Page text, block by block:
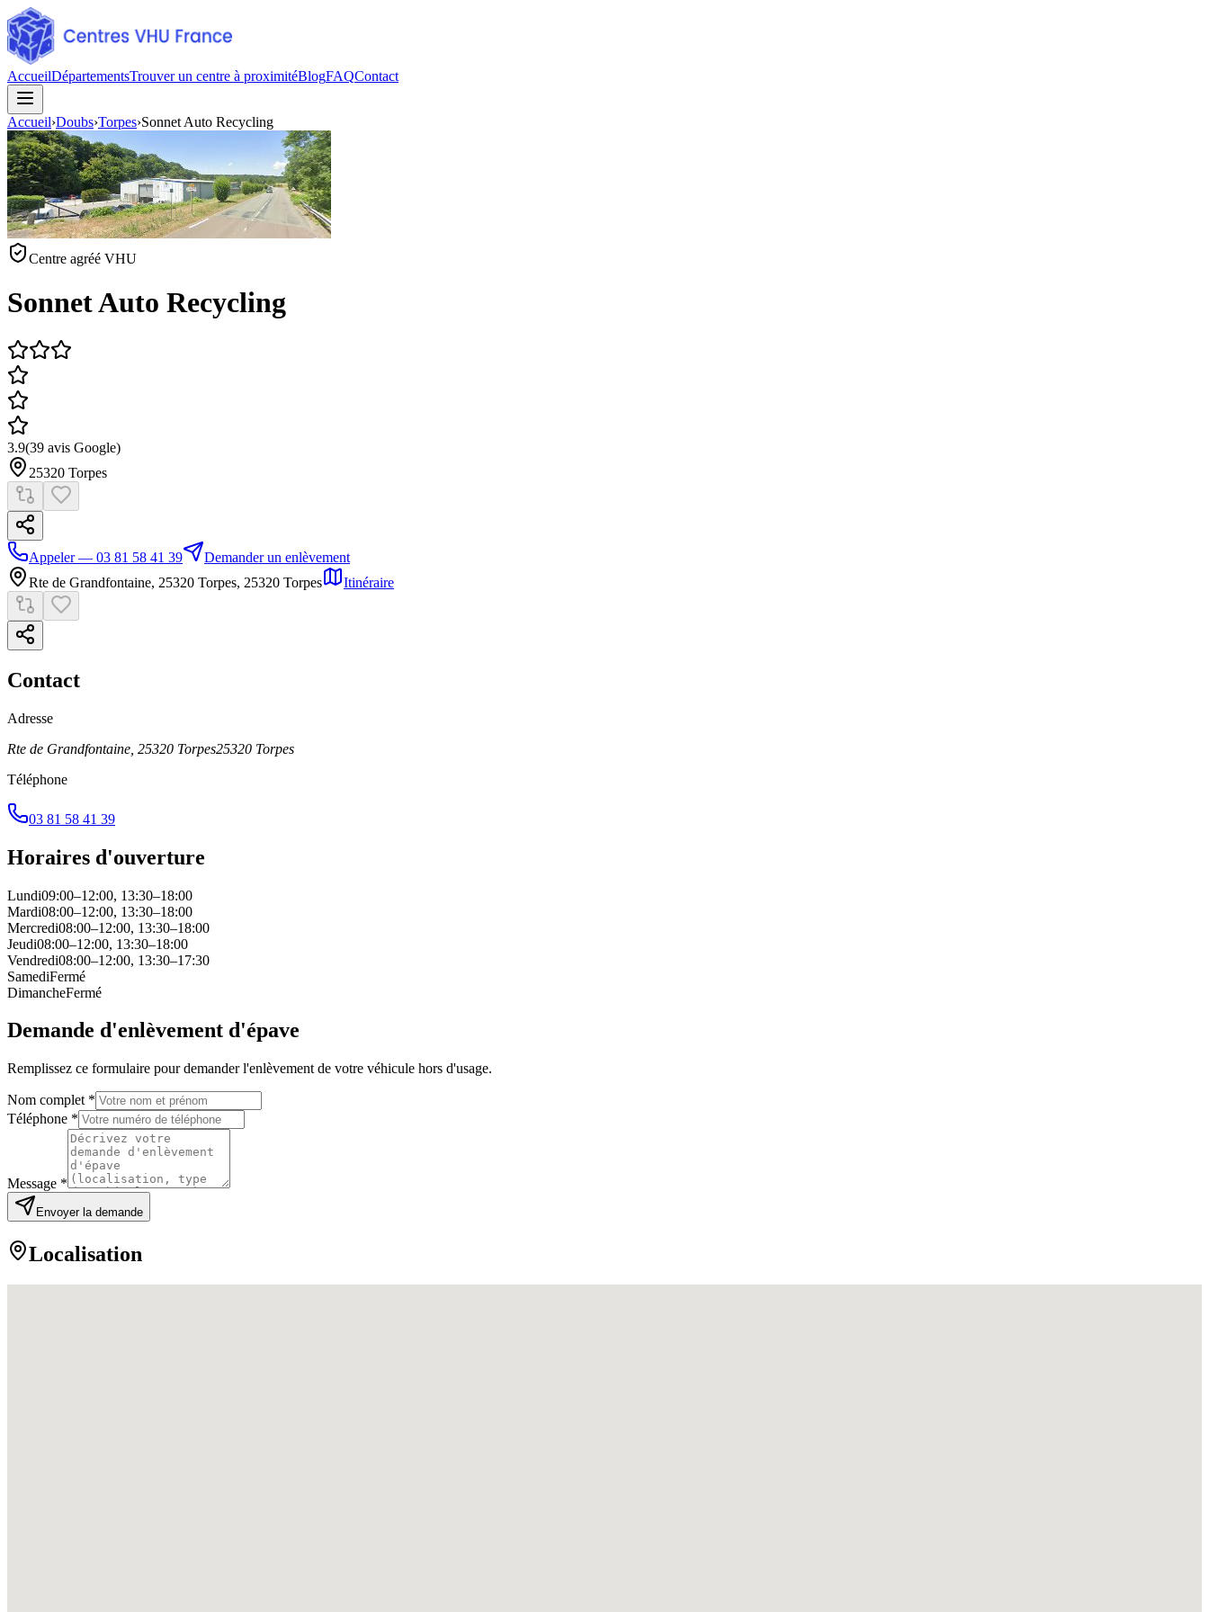
AccueilDépartementsTrouver un centre à proximitéBlogFAQContact
Accueil›Doubs›Torpes›Sonnet Auto Recycling
Centre agréé VHU
Sonnet Auto Recycling
3.9(39 avis Google)
25320 Torpes
Appeler — 03 81 58 41 39
Demander un enlèvement
Rte de Grandfontaine, 25320 Torpes, 25320 Torpes Itinéraire
Contact
Adresse
Rte de Grandfontaine, 25320 Torpes25320 Torpes
Téléphone
03 81 58 41 39
Horaires d'ouverture
Lundi09:00–12:00, 13:30–18:00
Mardi08:00–12:00, 13:30–18:00
Mercredi08:00–12:00, 13:30–18:00
Jeudi08:00–12:00, 13:30–18:00
Vendredi08:00–12:00, 13:30–17:30
SamediFermé
DimancheFermé
Demande d'enlèvement d'épave
Remplissez ce formulaire pour demander l'enlèvement de votre véhicule hors d'usage.
Nom complet *
Téléphone *
Message *
Envoyer la demande
Localisation